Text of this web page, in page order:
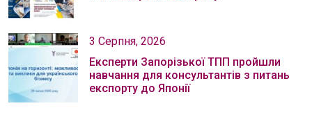
3 Серпня, 2026
Експерти Запорізької ТПП пройшли
навчання для консультантів з питань
експорту до Японії